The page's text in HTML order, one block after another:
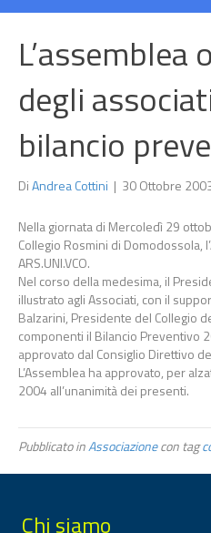
L’assemblea
degli
bilancio
DiAndrea Cottini | 30 Ottobre
Nella giornata di Mercoledì 29
Collegio Rosmini di Domodossola,
ARS.UNI.VCO.
Nel corso della medesima, il
illustrato agli Associati, con il
Balzarini, Presidente del Collegio
componenti il Bilancio Preventivo
approvato dal Consiglio Direttivo
L’Assemblea ha approvato, per
2004 all’unanimità dei presenti.
Pubblicato inAssociazionecon tag
Chi siamo